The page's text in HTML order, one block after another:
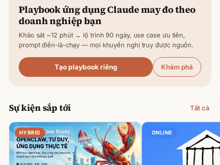
Playbook ứng dụngClaudemay đo theo
doanh nghiệp bạn
Khảo sát ~12 phút → lộ trình 90 ngày, use case ưu tiên,
prompt điền-là-chạy — mọi khuyến nghị truy được nguồn.
Tạo playbook riêng Khám phá
Sự kiện sắp tới Tất cả
HYBRID ONLINE